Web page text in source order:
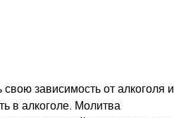
зависимость от алкоголя и
в алкоголе. Молитва